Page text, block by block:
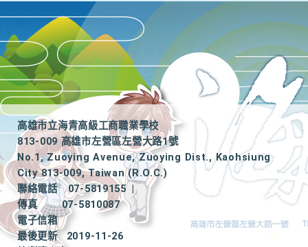
高雄市立海青高級工商職業學校
813-009 高雄市左營區左營大路1號
No.1, Zuoying Avenue, Zuoying Dist., Kaohsiung
City 813-009, Taiwan (R.O.C.)
聯絡電話
07-5819155
|
傳真
07-5810087
電子信箱
最後更新
2019-11-26